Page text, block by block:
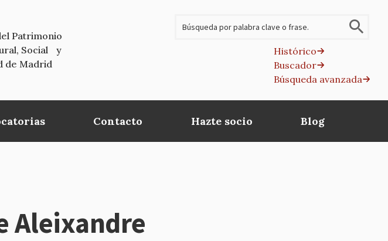
Patrimonio
Social y
de Madrid
Histórico
Buscador
Búsqueda avanzada
Contacto Hazte socio Blog
Aleixandre